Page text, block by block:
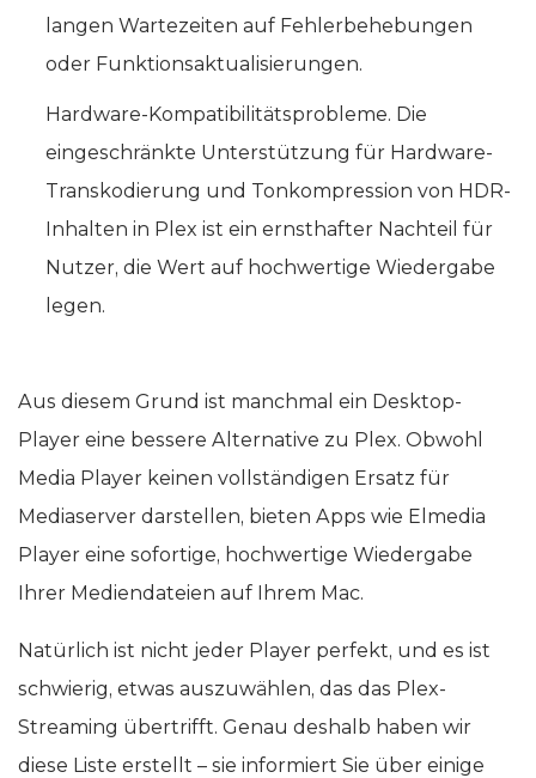
langen Wartezeiten auf Fehlerbehebungen
oder Funktionsaktualisierungen.
Hardware-Kompatibilitätsprobleme. Die
eingeschränkte Unterstützung für Hardware-
Transkodierung und Tonkompression von HDR-
Inhalten in Plex ist ein ernsthafter Nachteil für
Nutzer, die Wert auf hochwertige Wiedergabe
legen.
Aus diesem Grund ist manchmal ein Desktop-
Player eine bessere Alternative zu Plex. Obwohl
Media Player keinen vollständigen Ersatz für
Mediaserver darstellen, bieten Apps wie Elmedia
Player eine sofortige, hochwertige Wiedergabe
Ihrer Mediendateien auf Ihrem Mac.
Natürlich ist nicht jeder Player perfekt, und es ist
schwierig, etwas auszuwählen, das das Plex-
Streaming übertrifft. Genau deshalb haben wir
diese Liste erstellt – sie informiert Sie über einige